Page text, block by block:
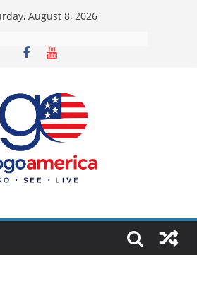
August 8, 2026